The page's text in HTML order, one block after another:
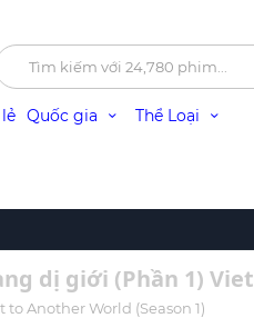
Quốc gia Thể Loại
dị giới (Phần 1)
to Another World (Season 1)